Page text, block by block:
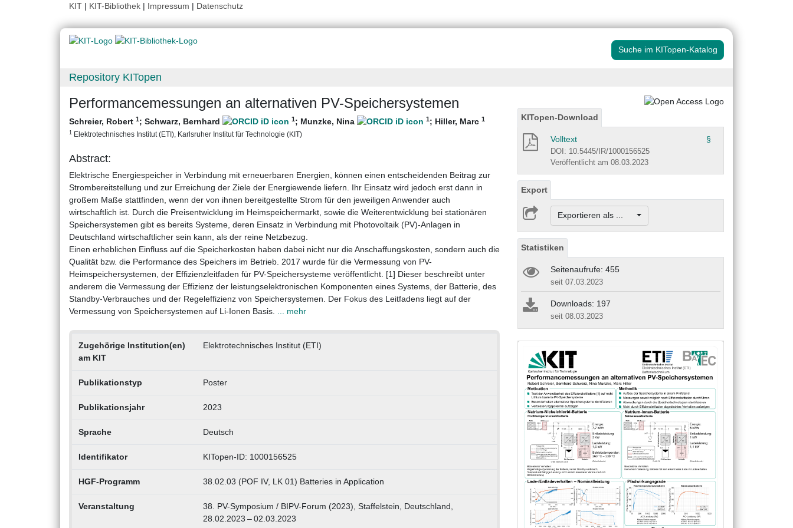
KIT | KIT-Bibliothek | Impressum | Datenschutz
Suche im KITopen-Katalog
Repository KITopen
Performancemessungen an alternativen PV-Speichersystemen
Schreier, Robert 1; Schwarz, Bernhard 1; Munzke, Nina 1; Hiller, Marc 1
1 Elektrotechnisches Institut (ETI), Karlsruher Institut für Technologie (KIT)
Abstract:
Elektrische Energiespeicher in Verbindung mit erneuerbaren Energien, können einen entscheidenden Beitrag zur
Strombereitstellung und zur Erreichung der Ziele der Energiewende liefern. Ihr Einsatz wird jedoch erst dann in
großem Maße stattfinden, wenn der von ihnen bereitgestellte Strom für den jeweiligen Anwender auch
wirtschaftlich ist. Durch die Preisentwicklung im Heimspeichermarkt, sowie die Weiterentwicklung bei stationären
Speichersystemen gibt es bereits Systeme, deren Einsatz in Verbindung mit Photovoltaik (PV)-Anlagen in
Deutschland wirtschaftlicher sein kann, als der reine Netzbezug.
Einen erheblichen Einfluss auf die Speicherkosten haben dabei nicht nur die Anschaffungskosten, sondern auch die
Qualität bzw. die Performance des Speichers im Betrieb. 2017 wurde für die Vermessung von PV-
Heimspeichersystemen, der Effizienzleitfaden für PV-Speichersysteme veröffentlicht. [1] Dieser beschreibt unter
anderem die Vermessung der Effizienz der leistungselektronischen Komponenten eines Systems, der Batterie, des
Standby-Verbrauches und der Regeleffizienz von Speichersystemen. Der Fokus des Leitfadens liegt auf der
Vermessung von Speichersystemen auf Li-Ionen Basis. ... mehr
Zugehörige Institution(en)
am KIT
Elektrotechnisches Institut (ETI)
Publikationstyp Poster
Publikationsjahr 2023
Sprache Deutsch
Identifikator KITopen-ID: 1000156525
HGF-Programm 38.02.03 (POF IV, LK 01) Batteries in Application
Veranstaltung
38. PV-Symposium / BIPV-Forum (2023), Staffelstein, Deutschland,
28.02.2023 – 02.03.2023
KITopen-Download
Volltext §
DOI: 10.5445/IR/1000156525
Veröffentlicht am 08.03.2023
Export
Exportieren als ...
Statistiken
Seitenaufrufe: 455
seit 07.03.2023
Downloads: 197
seit 08.03.2023